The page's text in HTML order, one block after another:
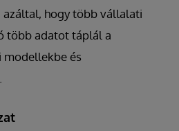
hogy több vállalati
több adatot táplál a
és